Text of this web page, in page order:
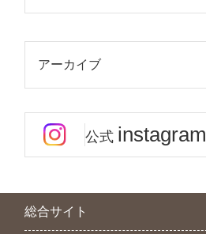
アーカイブ
公式 instagram
総合サイト